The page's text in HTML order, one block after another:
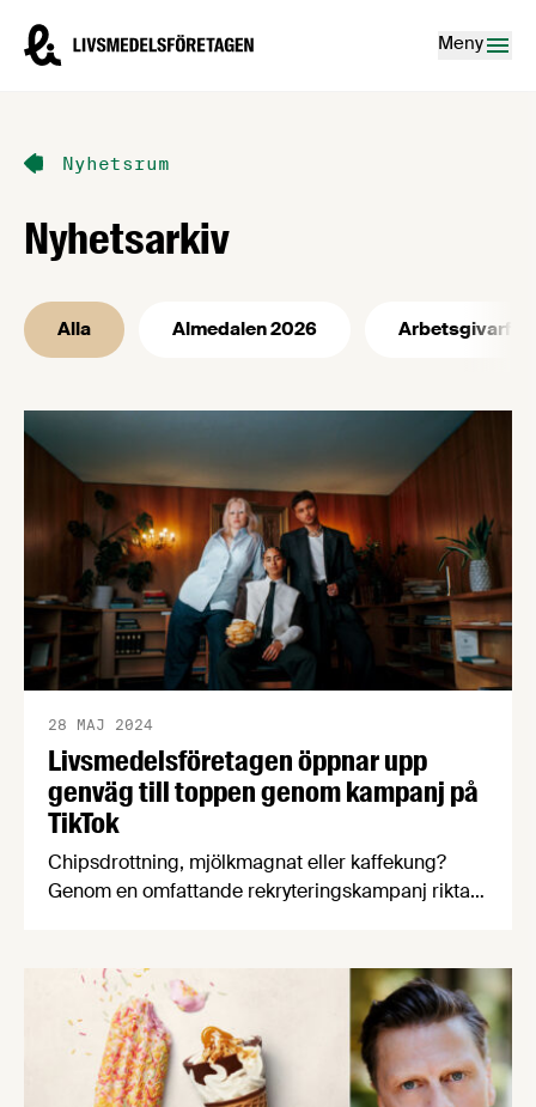
Livsmedelsföretagen – till startsidan
Meny
Nyhetsrum
Nyhetsarkiv
Alla Almedalen 2026
Livsmedelsföretagen öppnar upp
genväg till toppen genom kampanj på
TikTok
28 MAJ 2024
Chipsdrottning, mjölkmagnat eller kaffekung?
Genom en omfattande rekryteringskampanj riktad
livsmedelsindustrin under de kommande fem
åren. Några av industrins största företag; Estrella,
Polarbröd, Löfbergs, Sevan och Arla, erbjuder nu
tjänsten som CO-CEO och en unik möjlighet att
kickstarta karriären.